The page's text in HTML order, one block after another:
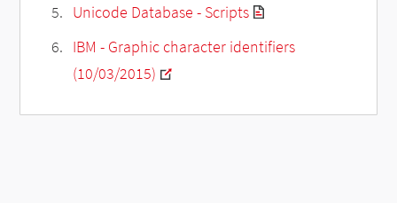
Unicode Database - Scripts
IBM - Graphic character identifiers
(10/03/2015)